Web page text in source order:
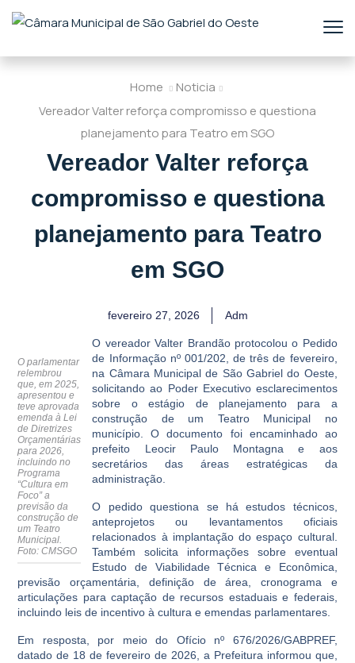
Home
Noticia
Vereador Valter reforça compromisso e questiona
planejamento para Teatro em SGO
Vereador Valter reforça
compromisso e questiona
planejamento para Teatro
em SGO
fevereiro 27, 2026 Adm
O parlamentar
relembrou
que, em 2025,
apresentou e
teve aprovada
emenda à Lei
de Diretrizes
Orçamentárias
para 2026,
incluindo no
Programa
“Cultura em
Foco” a
previsão da
construção de
um Teatro
Municipal.
Foto: CMSGO
O vereador Valter Brandão protocolou o Pedido
de Informação nº 001/202, de três de fevereiro,
na Câmara Municipal de São Gabriel do Oeste,
solicitando ao Poder Executivo esclarecimentos
sobre o estágio de planejamento para a
construção de um Teatro Municipal no
município. O documento foi encaminhado ao
prefeito Leocir Paulo Montagna e aos
secretários das áreas estratégicas da
administração.
O pedido questiona se há estudos técnicos,
anteprojetos ou levantamentos oficiais
relacionados à implantação do espaço cultural.
Também solicita informações sobre eventual
Estudo de Viabilidade Técnica e Econômica,
previsão orçamentária, definição de área, cronograma e
articulações para captação de recursos estaduais e federais,
incluindo leis de incentivo à cultura e emendas parlamentares.
Em resposta, por meio do Ofício nº 676/2026/GABPREF,
datado de 18 de fevereiro de 2026, a Prefeitura informou que,